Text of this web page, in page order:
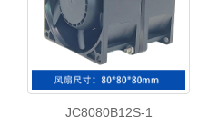
JC8080B12S-1